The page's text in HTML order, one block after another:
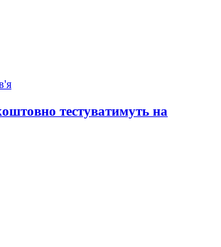
тестуватимуть на